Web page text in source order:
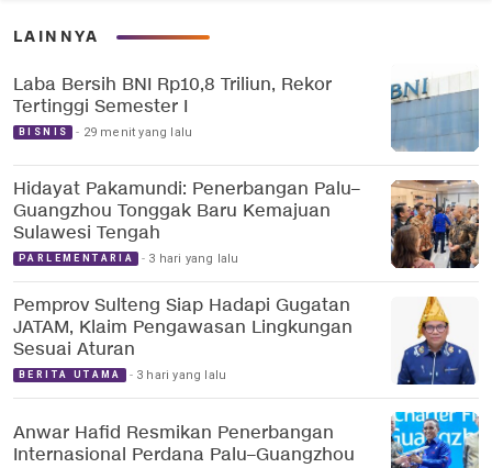
LAINNYA
Laba Bersih BNI Rp10,8 Triliun, Rekor
Tertinggi Semester I
BISNIS 29 menit yang lalu
Hidayat Pakamundi: Penerbangan Palu–
Guangzhou Tonggak Baru Kemajuan
Sulawesi Tengah
PARLEMENTARIA 3 hari yang lalu
Pemprov Sulteng Siap Hadapi Gugatan
JATAM, Klaim Pengawasan Lingkungan
Sesuai Aturan
BERITA UTAMA 3 hari yang lalu
Anwar Hafid Resmikan Penerbangan
Internasional Perdana Palu–Guangzhou